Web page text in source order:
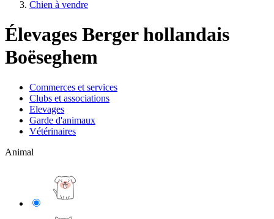
Chien à vendre
Élevages Berger hollandais
Boëseghem
Commerces et services
Clubs et associations
Elevages
Garde d'animaux
Vétérinaires
Animal